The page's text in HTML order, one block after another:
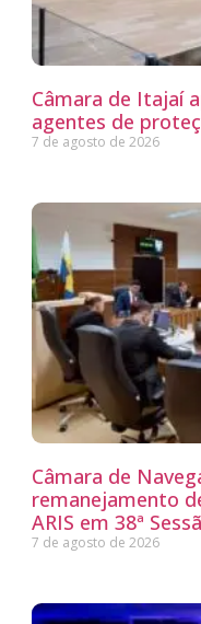
Câmara de Itajaí
agentes de
7 de agosto de 2026
Câmara de
remanejamento
ARIS em 38ª
7 de agosto de 2026